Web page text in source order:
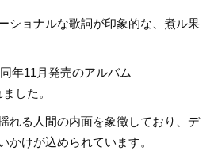
ショナルな歌詞が印象的な、煮ル果
年11月発売のアルバム
した。
れる人間の内面を象徴しており、デ
かけが込められています。